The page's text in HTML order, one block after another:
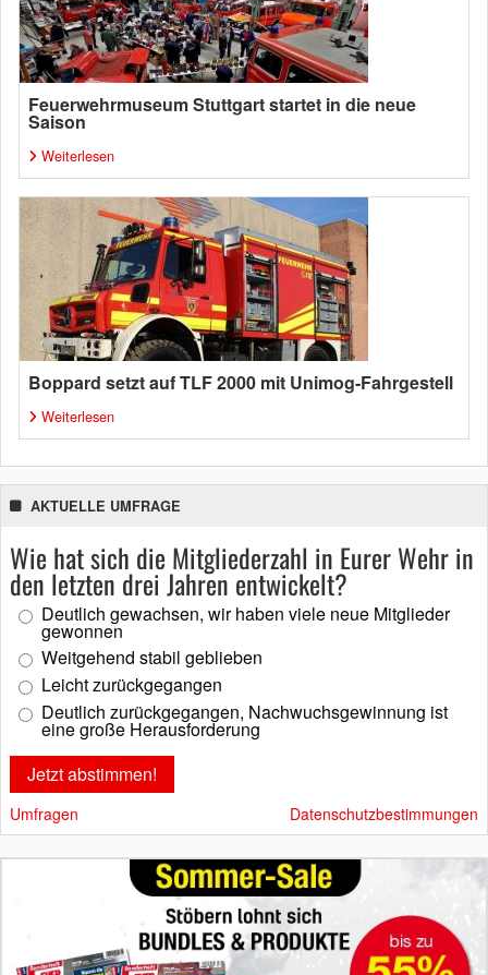
Feuerwehrmuseum Stuttgart startet in die neue
Saison
Weiterlesen
Boppard setzt auf TLF 2000 mit Unimog-Fahrgestell
Weiterlesen
AKTUELLE UMFRAGE
Wie hat sich die Mitgliederzahl in Eurer Wehr in
den letzten drei Jahren entwickelt?
Deutlich gewachsen, wir haben viele neue Mitglieder
gewonnen
Weitgehend stabil geblieben
Leicht zurückgegangen
Deutlich zurückgegangen, Nachwuchsgewinnung ist
eine große Herausforderung
Umfragen Datenschutzbestimmungen